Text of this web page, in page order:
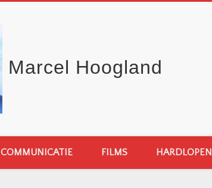
Marcel Hoogland
COMMUNICATIE FILMS HARDLOPEN